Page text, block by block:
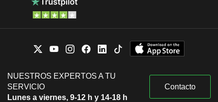
NUESTROS EXPERTOS A TU
SERVICIO
Lunes a viernes, 9-12 h y 14-18 h
Contacto